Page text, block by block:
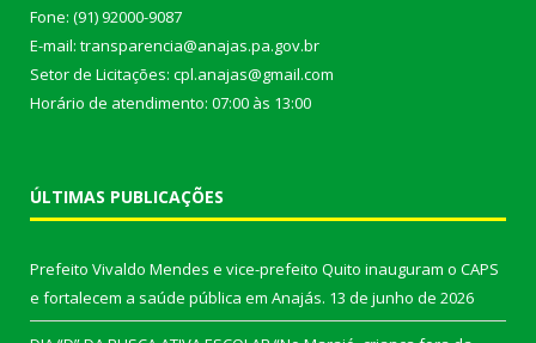
Fone: (91) 92000-9087
E-mail: transparencia@anajas.pa.gov.br
Setor de Licitações: cpl.anajas@gmail.com
Horário de atendimento: 07:00 às 13:00
ÚLTIMAS PUBLICAÇÕES
Prefeito Vivaldo Mendes e vice-prefeito Quito inauguram o CAPS
e fortalecem a saúde pública em Anajás. 13 de junho de 2026